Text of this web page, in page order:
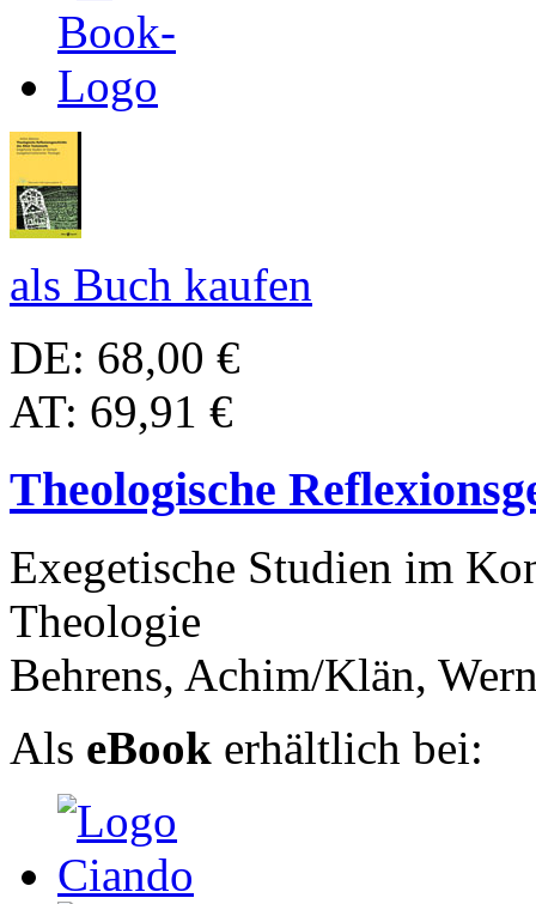
als Buch kaufen
DE: 68,00 €
AT: 69,91 €
Theologische
Exegetische Studien im
Theologie
Behrens, Achim/Klän,
Als eBook erhältlich bei: